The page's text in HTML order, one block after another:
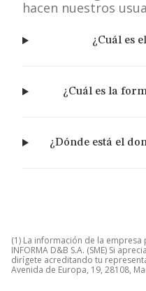
hacen nuestros
¿Cuál es
¿Cuál es la
¿Dónde está el
(1) La información de la
INFORMA D&B S.A. (SME) Si
dirígete acreditando tu
Avenida de Europa, 19, 28108,